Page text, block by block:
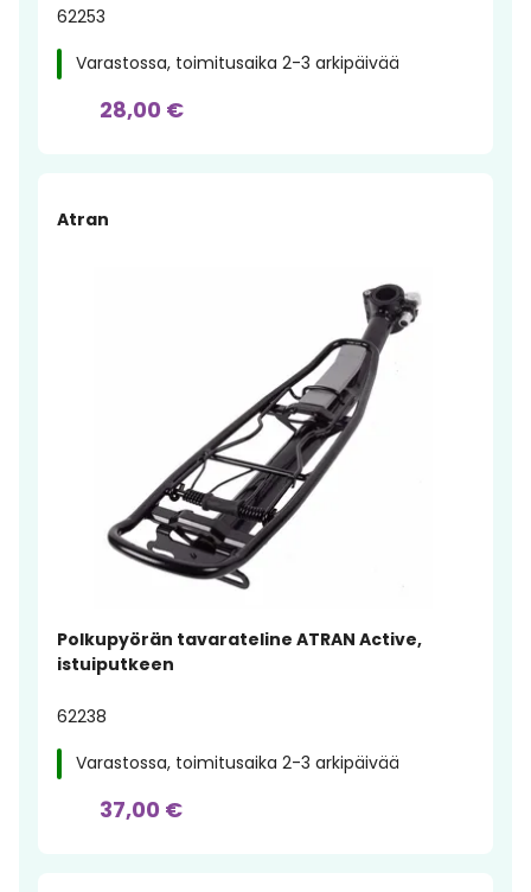
62253
Varastossa, toimitusaika 2-3 arkipäivää
28,00 €
Atran
Polkupyörän tavarateline ATRAN Active,
istuiputkeen
62238
Varastossa, toimitusaika 2-3 arkipäivää
37,00 €